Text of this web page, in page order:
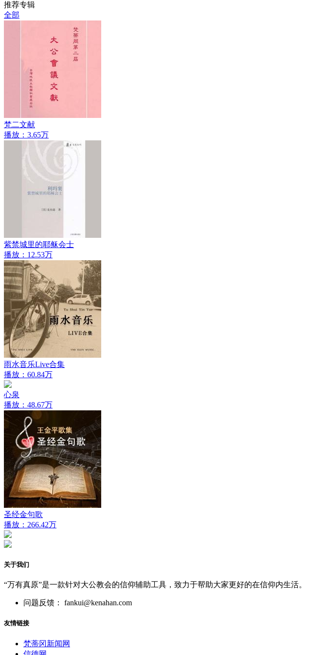
推荐专辑
全部
梵二文献
播放：3.65万
紫禁城里的耶稣会士
播放：12.53万
雨水音乐Live合集
播放：60.84万
心泉
播放：48.67万
圣经金句歌
播放：266.42万
关于我们
“万有真原”是一款针对大公教会的信仰辅助工具，致力于帮助大家更好的在信仰内生活。
问题反馈： fankui@kenahan.com
友情链接
梵蒂冈新闻网